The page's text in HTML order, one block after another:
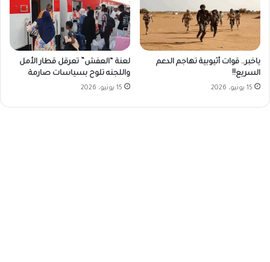
ياخبر.. قوات أثيوبية تهاجم الدعم
السريع!!
15 يونيو، 2026
لعنة “العفش” تعرقل قطار الأمل
واللجنه تلوح بسياسات صارمة
15 يونيو، 2026